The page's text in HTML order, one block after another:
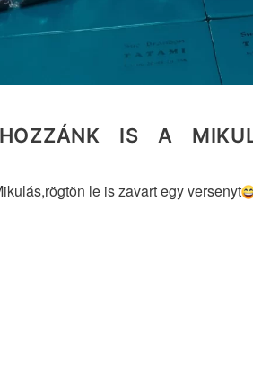
HOZZÁNK IS A
le is zavart egy versenyt